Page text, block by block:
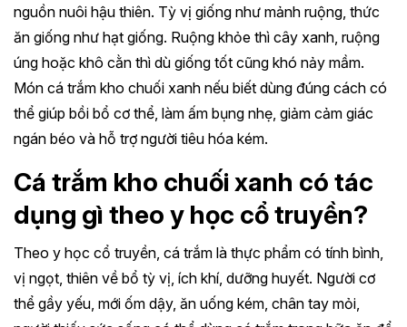
nguồn nuôi hậu thiên. Tỳ vị giống như mảnh ruộng, thức
ăn giống như hạt giống. Ruộng khỏe thì cây xanh, ruộng
úng hoặc khô cằn thì dù giống tốt cũng khó nảy mầm.
Món cá trắm kho chuối xanh nếu biết dùng đúng cách có
thể giúp bồi bổ cơ thể, làm ấm bụng nhẹ, giảm cảm giác
ngán béo và hỗ trợ người tiêu hóa kém.
Cá trắm kho chuối xanh có tác
dụng gì theo y học cổ truyền?
Theo y học cổ truyền, cá trắm là thực phẩm có tính bình,
vị ngọt, thiên về bổ tỳ vị, ích khí, dưỡng huyết. Người cơ
thể gầy yếu, mới ốm dậy, ăn uống kém, chân tay mỏi,